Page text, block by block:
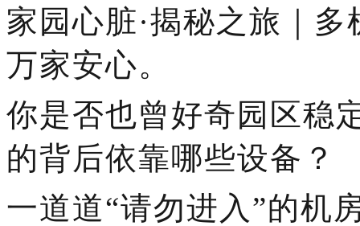
家园心脏·揭秘之旅｜
万家安心。
你是否也曾好奇园区稳
的背后依靠哪些设备？
一道道“请勿进入”的机